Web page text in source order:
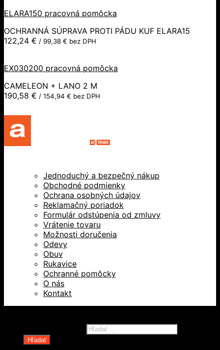
ELARA150 pracovná pomôcka
OCHRANNÁ SÚPRAVA PROTI PÁDU KUF ELARA15
122,24 € / 99,38 € bez DPH
EX030200 pracovná pomôcka
CAMELEON + LANO 2 M
190,58 € / 154,94 € bez DPH
Jednoduchý a bezpečný nákup
Obchodné podmienky
Ochrana osobných údajov
Reklamačný poriadok
Formulár odstúpenia od zmluvy
Vrátenie tovaru
Možnosti doručenia
Odevy
Obuv
Rukavice
Ochranné pomôcky
O nás
Kontakt
Hľadať